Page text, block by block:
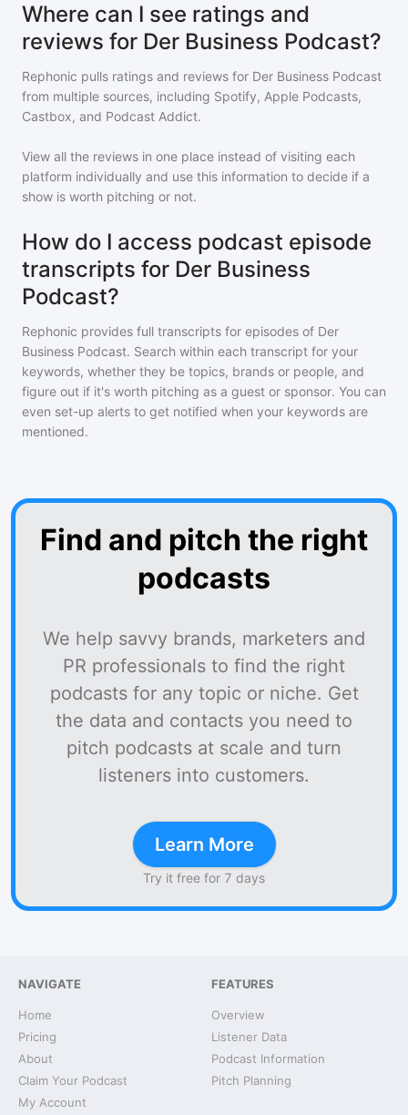
Where can I see ratings and
reviews for Der Business Podcast?
Rephonic pulls ratings and reviews for Der Business Podcast
from multiple sources, including Spotify, Apple Podcasts,
Castbox, and Podcast Addict.
View all the reviews in one place instead of visiting each
platform individually and use this information to decide if a
show is worth pitching or not.
How do I access podcast episode
transcripts for Der Business
Podcast?
Rephonic provides full transcripts for episodes of Der
Business Podcast. Search within each transcript for your
keywords, whether they be topics, brands or people, and
figure out if it's worth pitching as a guest or sponsor. You can
even set-up alerts to get notified when your keywords are
mentioned.
Find and pitch the right
podcasts
We help savvy brands, marketers and
PR professionals to find the right
podcasts for any topic or niche. Get
the data and contacts you need to
pitch podcasts at scale and turn
listeners into customers.
Learn More
Try it free for 7 days
NAVIGATE
Home
Pricing
About
Claim Your Podcast
My Account
FEATURES
Overview
Listener Data
Podcast Information
Pitch Planning